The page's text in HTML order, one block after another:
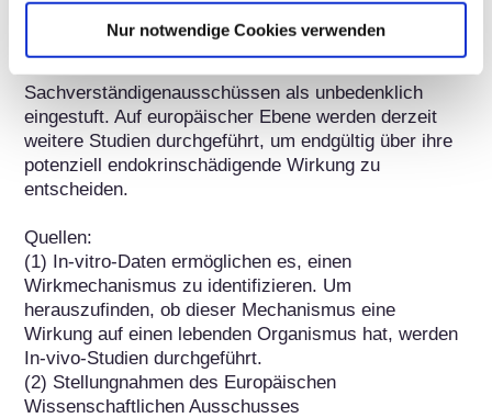
Nur notwendige Cookies verwenden
Parabene strengen europäischen Vorschriften. Die
derzeit in kosmetischen Mitteln zugelassenen
Sachverständigenausschüssen als unbedenklich
eingestuft. Auf europäischer Ebene werden derzeit
weitere Studien durchgeführt, um endgültig über ihre
potenziell endokrinschädigende Wirkung zu
entscheiden.
Quellen:
(1) In-vitro-Daten ermöglichen es, einen
Wirkmechanismus zu identifizieren. Um
herauszufinden, ob dieser Mechanismus eine
Wirkung auf einen lebenden Organismus hat, werden
In-vivo-Studien durchgeführt.
(2) Stellungnahmen des Europäischen
Wissenschaftlichen Ausschusses